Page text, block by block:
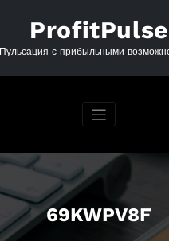
ProfitPulse
Пульсация с прибыльными
69KWPV8F